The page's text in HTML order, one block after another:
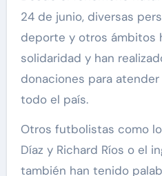
24 de junio, diversas
deporte y otros ámbitos
solidaridad y han
donaciones para
todo el país.
Otros futbolistas como
Díaz y Richard Ríos o el
también han tenido